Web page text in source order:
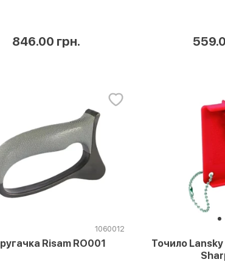
846.00 грн.
1060012
Risam RO001
Точило